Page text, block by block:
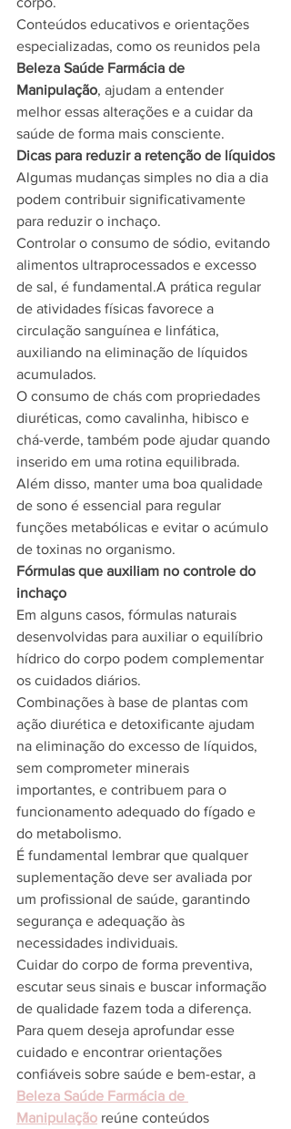
Conteúdos educativos e orientações
especializadas, como os reunidos pela
Beleza Saúde Farmácia de
Manipulação, ajudam a entender
melhor essas alterações e a cuidar da
saúde de forma mais consciente.
Dicas para reduzir a retenção de líquidos
Algumas mudanças simples no dia a dia
podem contribuir significativamente
para reduzir o inchaço.
Controlar o consumo de sódio, evitando
alimentos ultraprocessados e excesso
de sal, é fundamental.A prática regular
de atividades físicas favorece a
circulação sanguínea e linfática,
auxiliando na eliminação de líquidos
acumulados.
O consumo de chás com propriedades
diuréticas, como cavalinha, hibisco e
chá-verde, também pode ajudar quando
inserido em uma rotina equilibrada.
Além disso, manter uma boa qualidade
de sono é essencial para regular
funções metabólicas e evitar o acúmulo
de toxinas no organismo.
Fórmulas que auxiliam no controle do
inchaço
Em alguns casos, fórmulas naturais
desenvolvidas para auxiliar o equilíbrio
hídrico do corpo podem complementar
os cuidados diários.
Combinações à base de plantas com
ação diurética e detoxificante ajudam
na eliminação do excesso de líquidos,
sem comprometer minerais
importantes, e contribuem para o
funcionamento adequado do fígado e
do metabolismo.
É fundamental lembrar que qualquer
suplementação deve ser avaliada por
um profissional de saúde, garantindo
segurança e adequação às
necessidades individuais.
Cuidar do corpo de forma preventiva,
escutar seus sinais e buscar informação
de qualidade fazem toda a diferença.
Para quem deseja aprofundar esse
cuidado e encontrar orientações
confiáveis sobre saúde e bem-estar, a
Beleza Saúde Farmácia de
Manipulação reúne conteúdos